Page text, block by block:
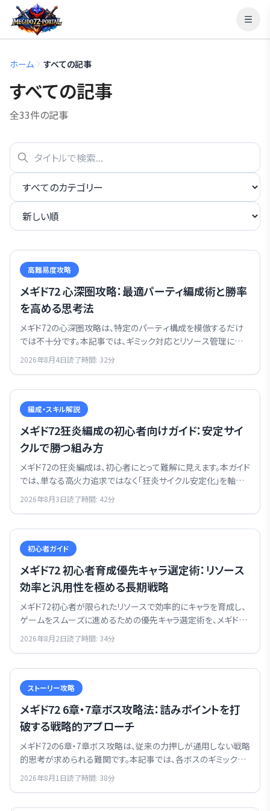
ホーム すべての記事
すべての記事
全33件の記事
高難易度攻略
メギド72 心深圏攻略：最適パーティ編成術と勝率
を高める思考法
メギド72の心深圏攻略は、特定のパーティ構成を模倣するだけ
では不十分です。本記事では、ギミック対応とリソース管理に焦
点を当て、勝率を飛躍的に高めるための思考法とパーティ編成
2026年8月4日読了時間: 32分
編成・スキル解説
メギド72狂炎編成の初心者向けガイド：安定サイ
クルで勝つ組み方
メギド72の狂炎編成は、初心者にとって難解に見えます。本ガイド
では、単なる高火力追求ではなく「狂炎サイクル安定化」を軸に、
初心者でも確実に勝てる狂炎編成の組み方を解説します。
2026年8月3日読了時間: 42分
初心者ガイド
メギド72 初心者育成優先キャラ選定術：リソース
効率と汎用性を極める長期戦略
メギド72初心者が限られたリソースで効率的にキャラを育成し、
ゲームをスムーズに進めるための優先キャラ選定術を、メギド72
攻略研究者の黒崎レインが解説します。
2026年8月2日読了時間: 34分
ストーリー攻略
メギド72 6章・7章ボス攻略法：詰みポイントを打
破する戦略的アプローチ
メギド72の6章・7章ボス攻略は、従来の力押しが通用しない戦略
的思考が求められる難関です。本記事では、各ボスのギミックを
分解し、手持ちのメギドとオーブで再現性の高い攻略法を構築す
2026年8月1日読了時間: 38分